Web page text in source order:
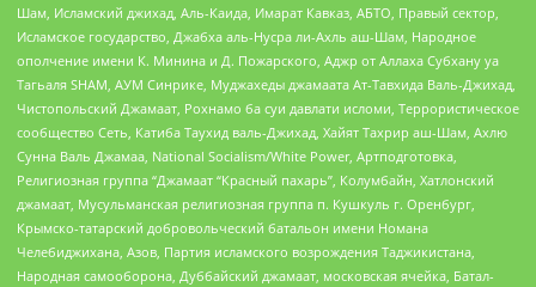
Шам, Исламский джихад, Аль-Каида, Имарат Кавказ, АБТО, Правый сектор,
Исламское государство, Джабха аль-Нусра ли-Ахль аш-Шам, Народное
ополчение имени К. Минина и Д. Пожарского, Аджр от Аллаха Субхану уа
Тагьаля SHAM, АУМ Синрике, Муджахеды джамаата Ат-Тавхида Валь-Джихад,
Чистопольский Джамаат, Рохнамо ба суи давлати исломи, Террористическое
сообщество Сеть, Катиба Таухид валь-Джихад, Хайят Тахрир аш-Шам, Ахлю
Сунна Валь Джамаа, National Socialism/White Power, Артподготовка,
Религиозная группа “Джамаат “Красный пахарь”, Колумбайн, Хатлонский
джамаат, Мусульманская религиозная группа п. Кушкуль г. Оренбург,
Крымско-татарский добровольческий батальон имени Номана
Челебиджихана, Азов, Партия исламского возрождения Таджикистана,
Народная самооборона, Дуббайский джамаат, московская ячейка, Батал-